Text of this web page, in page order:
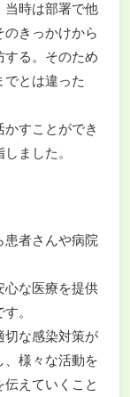
当時は部署で他
きっかけから
する。そのため
でとは違った
すことができ
ました。
患者さんや病院
心な医療を提供
。
切な感染対策が
、様々な活動を
えていくこと